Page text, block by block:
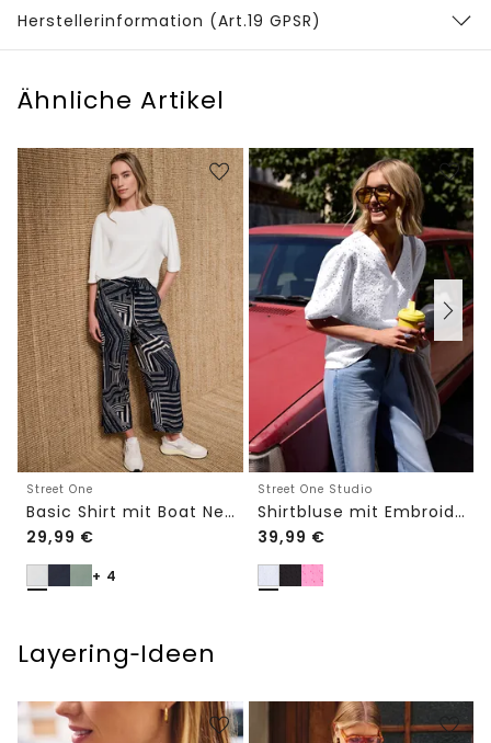
Herstellerinformation (Art.19 GPSR)
Ähnliche Artikel
Street One
Basic Shirt mit Boat Neck und Elastikbund
29,99 €
+ 4
Street One Studio
Shirtbluse mit Embroidery-Front
39,99 €
Layering‑Ideen